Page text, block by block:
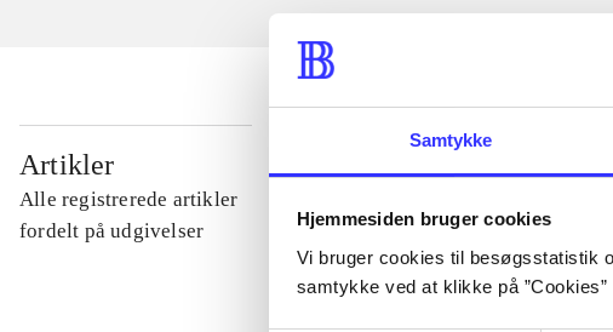
Samtykke
Hjemmesiden bruger cookies
Vi bruger cookies til besøgsstatistik
samtykke ved at klikke på
Artikler
Alle registrerede artikler
fordelt på udgivelser
...
...